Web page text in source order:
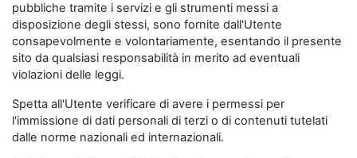
pubbliche tramite i servizi e gli strumenti messi a
disposizione degli stessi, sono fornite dall'Utente
consapevolmente e volontariamente, esentando il presente
sito da qualsiasi responsabilità in merito ad eventuali
violazioni delle leggi.
Spetta all'Utente verificare di avere i permessi per
l'immissione di dati personali di terzi o di contenuti tutelati
dalle norme nazionali ed internazionali.